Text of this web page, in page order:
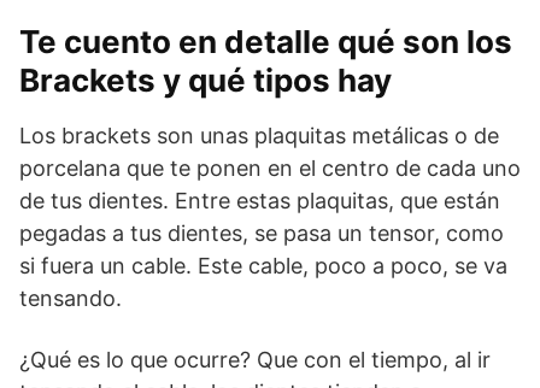
Te cuento en detalle qué son los
Brackets y qué tipos hay
Los brackets son unas plaquitas metálicas o de
porcelana que te ponen en el centro de cada uno
de tus dientes. Entre estas plaquitas, que están
pegadas a tus dientes, se pasa un tensor, como
si fuera un cable. Este cable, poco a poco, se va
tensando.
¿Qué es lo que ocurre? Que con el tiempo, al ir